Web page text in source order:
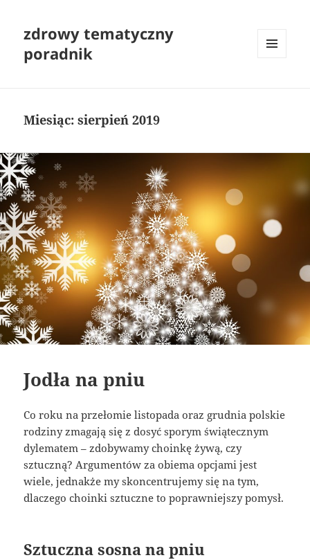
zdrowy tematyczny
poradnik
Miesiąc:sierpień 2019
Jodła na pniu
Co roku na przełomie listopada oraz grudnia polskie
rodziny zmagają się z dosyć sporym świątecznym
dylematem – zdobywamy choinkę żywą, czy
sztuczną? Argumentów za obiema opcjami jest
wiele, jednakże my skoncentrujemy się na tym,
dlaczego choinki sztuczne to poprawniejszy pomysł.
Sztuczna sosna na pniu